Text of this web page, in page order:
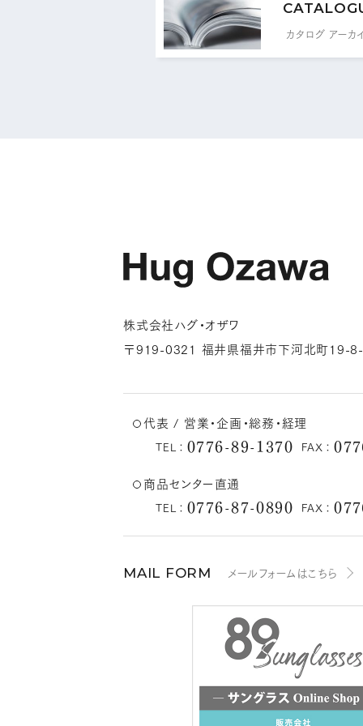
カタログ アーカ
株式会社ハグ・オザワ
〒919-0321 福井県福井市下河北町19-
代表 / 営業・企画・総務・経理
TEL： 0776-89-1370 FAX：
商品センター直通
TEL： 0776-87-0890 FAX：
MAIL FORM メールフォームはこちら